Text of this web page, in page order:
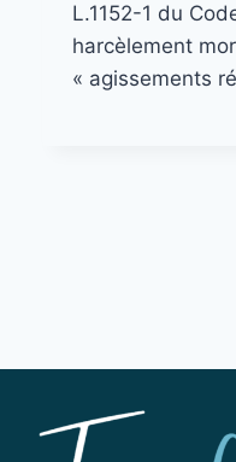
L.1152-1 du
harcèlement
« agissements